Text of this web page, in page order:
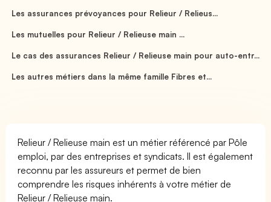
Les assurances prévoyances pour Relieur / Relieus...
Les mutuelles pour Relieur / Relieuse main ...
Le cas des assurances Relieur / Relieuse main pour auto-entr...
Les autres métiers dans la même famille Fibres et...
Relieur / Relieuse main est un métier référencé par Pôle
emploi, par des entreprises et syndicats. Il est également
reconnu par les assureurs et permet de bien
comprendre les risques inhérents à votre métier de
Relieur / Relieuse main.